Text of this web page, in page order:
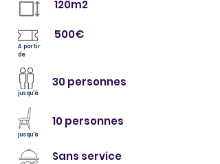
120m2
A partir
de
500€
jusqu'à
30 personnes
jusqu'à
10 personnes
Sans service